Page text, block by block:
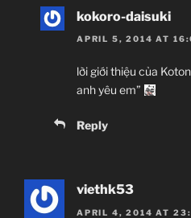
kokoro-daisuki
APRIL 5, 2014 AT
lời giới thiệu của
anh yêu em”
Reply
viethk53
APRIL 4, 2014 AT